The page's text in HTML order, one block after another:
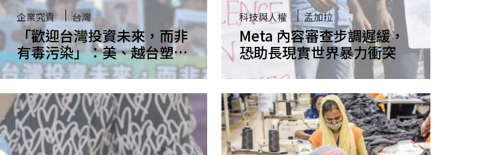
企業究責 台灣
「歡迎台灣投資未來，而非
有毒污染」：美、越台塑受
害者要求提高台灣企業海外
投資標準
科技與人權 孟加拉
Meta 內容審查步調遲緩，
恐助長現實世界暴力衝突